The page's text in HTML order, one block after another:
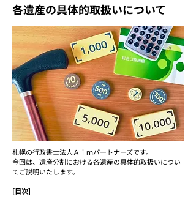
各遺産の具体的取扱いについて
札幌の行政書士法人Ａｉｍパートナーズです。
今回は、遺産分割における各遺産の具体的取扱いについ
てご説明いたします。
[目次]